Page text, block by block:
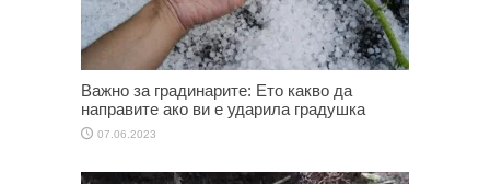
Важно за градинарите: Ето какво да
направите ако ви е ударила градушка
07.06.2023